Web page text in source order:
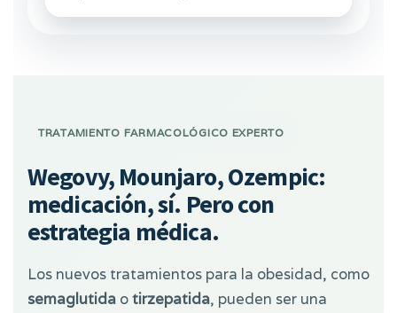
TRATAMIENTO FARMACOLÓGICO EXPERTO
Wegovy, Mounjaro, Ozempic:
medicación, sí. Pero con
estrategia médica.
Los nuevos tratamientos para la obesidad, como
semaglutida otirzepatida, pueden ser una